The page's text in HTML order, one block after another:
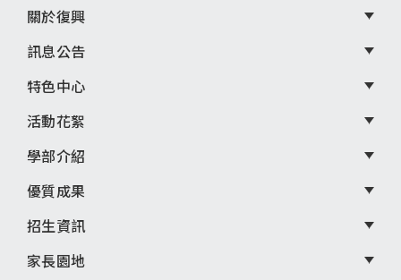
頁
尾
選
單
關於復興
訊息公告
特色中心
活動花絮
學部介紹
優質成果
招生資訊
家長園地